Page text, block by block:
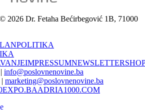
2026 Dr. Fetaha Bećirbegović 1B, 71000
POLITIKA
IMPRESSUMNEWSLETTER
| info@poslovnenovine.ba
| marketing@poslovnenovine.ba
ADRIA1000.COM